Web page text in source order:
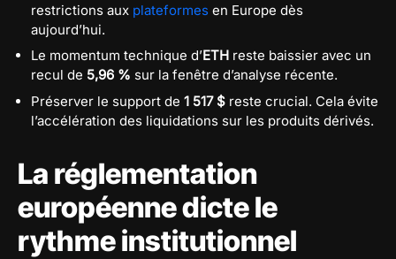
restrictions aux plateformes en Europe dès
aujourd’hui.
Le momentum technique d’ETH reste baissier avec un
recul de 5,96 % sur la fenêtre d’analyse récente.
Préserver le support de 1 517 $ reste crucial. Cela évite
l’accélération des liquidations sur les produits dérivés.
La réglementation
européenne dicte le
rythme institutionnel